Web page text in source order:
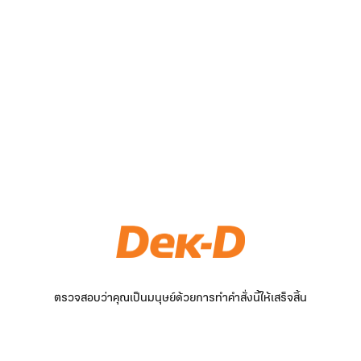
ตรวจสอบว่าคุณเป็นมนุษย์ด้วยการทำคำสั่งนี้ให้เสร็จสิ้น